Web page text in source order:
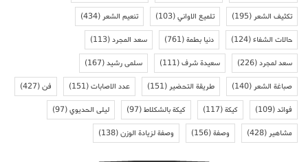
تكثيف الشعر(195) تلميع الاواني(103) تنعيم الشعر(434)
حالات الشفاء(124) دنيا بطمة(761) سعد المجرد(113)
سعد لمجرد(226) سعيدة شرف(111) سلمى رشيد(167)
صباغة الشعر(140) طريقة التحضير(151) عدد الاصابات(151) فن(427)
فوائد(109) كيكة(117) كيكة بالشكلاط(97) ليلى الحديوي(97)
مشاهير(428) وصفة(156) وصفة لزيادة الوزن(138)